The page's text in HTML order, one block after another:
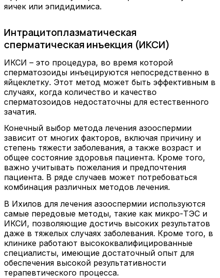
яичек или эпидидимиса.
Интрацитоплазматическая
сперматическая инъекция (ИКСИ)
ИКСИ – это процедура, во время которой
сперматозоиды инъецируются непосредственно в
яйцеклетку. Этот метод может быть эффективным в
случаях, когда количество и качество
сперматозоидов недостаточны для естественного
зачатия.
Конечный выбор метода лечения азооспермии
зависит от многих факторов, включая причину и
степень тяжести заболевания, а также возраст и
общее состояние здоровья пациента. Кроме того,
важно учитывать пожелания и предпочтения
пациента. В ряде случаев может потребоваться
комбинация различных методов лечения.
В Ихилов для лечения азооспермии используются
самые передовые методы, такие как микро-ТЭС и
ИКСИ, позволяющие достичь высоких результатов
даже в тяжелых случаях заболевания. Кроме того, в
клинике работают высококвалифицированные
специалисты, имеющие достаточный опыт для
обеспечения высокой результативности
терапевтического процесса.